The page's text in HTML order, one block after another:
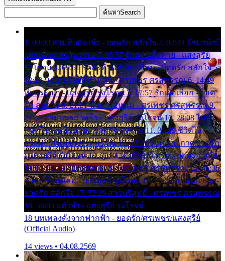
ค้นหาSearch
1. 00:00 สามสิบยังแจ๋ว - ยอดรัก สลักใจ 2. 02:49 รักมาห้าปี
- ศรเพชร ศรสุพรรณ 3. 05:57 รักสาวเสื้อลาย - แสงสุรีย์
รุ่งโรจน์ 4. 09:51 รักสะท้านดินสะเทือน - ยอดรัก สลักใจ 5.
12:23 มอเตอร์ไซค์ทำหล่น - ศรเพชร ศรสุพรรณ 6. 14:49
หิ้วกระเป๋า - แสงสุรีย์ รุ่งโรจน์ 7. 17:57 รักเผื่อเลือก - ยอด
รัก สลักใจ 8. 21:21 น้ำตาไอ้หนุ่ม - ศรเพชร ศรสุพรรณ 9.
24:27 สามเณรกำพร้า - แสงสุรีย์ รุ่งโรจน์ 10. 28:08 ไม่มี
เวลาไปหาเมียน้อย - ยอดรัก สลักใจ 11. 31:29 ชีวิตไอ้
ธรรม - ศรเพชร ศรสุพรรณ 12. 35:26 ทหารอากาศขาดรัก
- แสงสุรีย์ รุ่งโรจน์ 13. 39:01 คนหัวใจโทรม - ยอดรัก สลัก
ใจ 14. 42:49 ไอ้หวังตายแน่ - ศรเพชร ศรสุพรรณ 15. 46:35
ธาตุแท้ของเธอ - แสงสุรีย์ รุ่งโรจน์ 16. 49:57 กำนันกำใน -
ยอดรัก สลักใจ 17. 52:29 สาวบริสุทธิ์ - ศรเพชร ศรสุพรรณ
18. 56:05 แต๋วจ๋า - แสงสุรีย์ รุ่งโรจน์
18 บทเพลงดังจากฟากฟ้า - ยอดรัก/ศรเพชร/แสงสุรีย์
(Official Audio)
14 views • 04.08.2569